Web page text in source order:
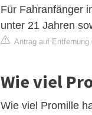
Für Fahranfänger
unter 21 Jahren
Antrag auf Entfernung
Wie viel
Wie viel Promille